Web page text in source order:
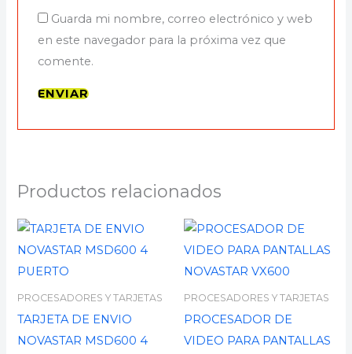
Guarda mi nombre, correo electrónico y web
en este navegador para la próxima vez que
comente.
Productos relacionados
PROCESADORES Y TARJETAS
TARJETA DE ENVIO
NOVASTAR MSD600 4
PROCESADORES Y TARJETAS
PROCESADOR DE
VIDEO PARA PANTALLAS